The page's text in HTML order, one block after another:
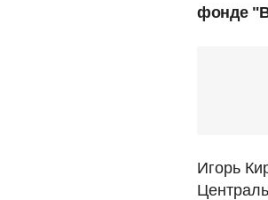
фонде
Игорь